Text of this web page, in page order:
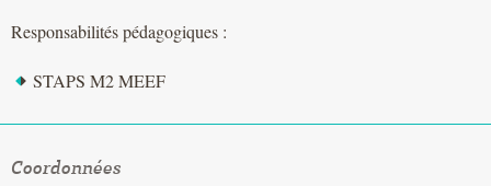
Responsabilités pédagogiques :
STAPS M2 MEEF
Coordonnées